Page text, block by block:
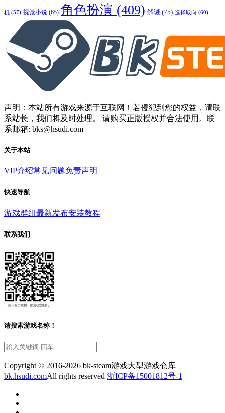
机 (57) 视觉小说 (65) 角色扮演 (409) 解谜 (75) 选择取向 (60)
声明：本站所有游戏来源于互联网！若侵犯到您的权益，请联
系站长，我们将及时处理。 请购买正版授权并合法使用。联
系邮箱: bks@hsudi.com
关于本站
VIP介绍常见问题免责声明
快速导航
游戏群组最新发布安装教程
联系我们
请搜索游戏名称！
Copyright © 2016-2026 bk-steam游戏大型游戏仓库
bk.hsudi.comAll rights reserved 浙ICP备15001812号-1